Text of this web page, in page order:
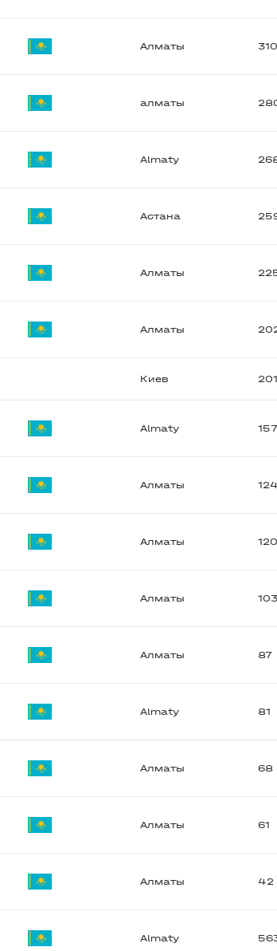
Алматы 310
алматы
Almaty
Астана
Алматы
Алматы
Киев 201
Almaty 157
Алматы 124
Алматы 120
Алматы 103
Алматы 87
Almaty 81
Алматы 68
Алматы 61
Алматы 42
Almaty